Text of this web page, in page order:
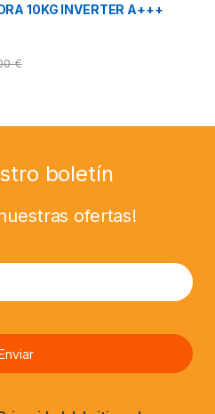
10KG INVERTER A+++
€
boletín
ofertas!